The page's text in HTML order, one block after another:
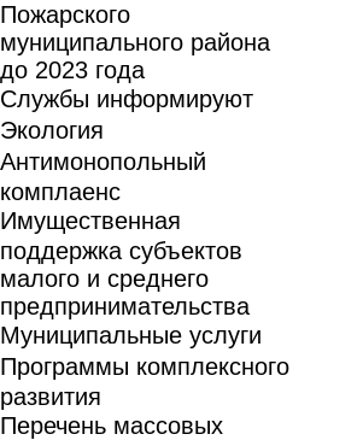
Пожарского
муниципального района
до 2023 года
Службы информируют
Экология
Антимонопольный
комплаенс
Имущественная
поддержка субъектов
малого и среднего
предпринимательства
Муниципальные услуги
Программы комплексного
развития
Перечень массовых